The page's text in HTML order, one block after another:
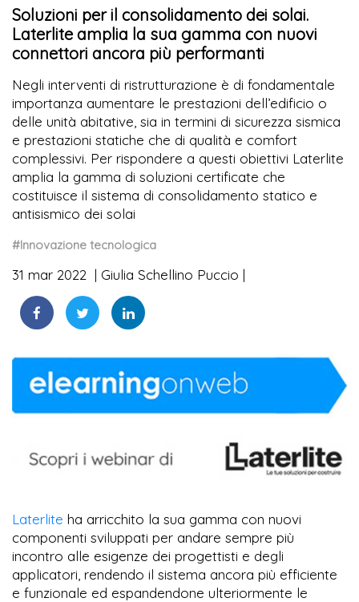
Soluzioni per il consolidamento dei solai.
Laterlite amplia la sua gamma con nuovi
connettori ancora più performanti
Negli interventi di ristrutturazione è di fondamentale
importanza aumentare le prestazioni dell’edificio o
delle unità abitative, sia in termini di sicurezza sismica
e prestazioni statiche che di qualità e comfort
complessivi. Per rispondere a questi obiettivi Laterlite
amplia la gamma di soluzioni certificate che
costituisce il sistema di consolidamento statico e
antisismico dei solai
#Innovazione tecnologica
31 mar 2022 Giulia Schellino Puccio
Laterlite ha arricchito la sua gamma con nuovi
componenti sviluppati per andare sempre più
incontro alle esigenze dei progettisti e degli
applicatori, rendendo il sistema ancora più efficiente
e funzionale ed espandendone ulteriormente le